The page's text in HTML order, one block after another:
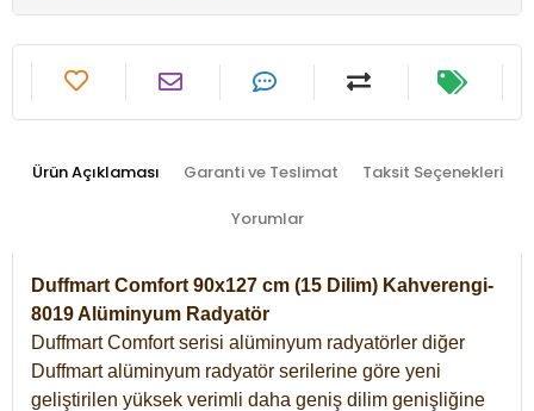
Ürün Açıklaması Garanti ve Teslimat Taksit Seçenekleri
Yorumlar
Duffmart Comfort 90x127 cm (15 Dilim) Kahverengi-
8019 Alüminyum Radyatör
Duffmart Comfort serisi alüminyum radyatörler diğer
Duffmart alüminyum radyatör serilerine göre yeni
geliştirilen yüksek verimli daha geniş dilim genişliğine